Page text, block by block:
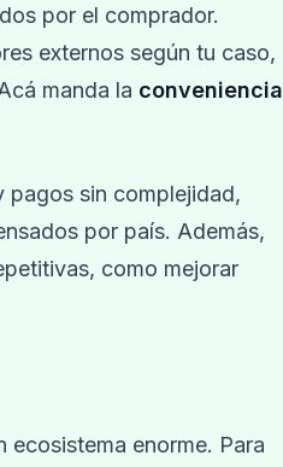
por el comprador.
externos según tu caso,
manda la conveniencia
pagos sin complejidad,
por país. Además,
como mejorar
enorme. Para